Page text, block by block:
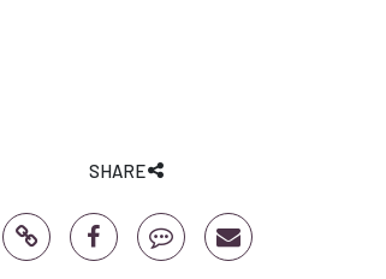
SHARE